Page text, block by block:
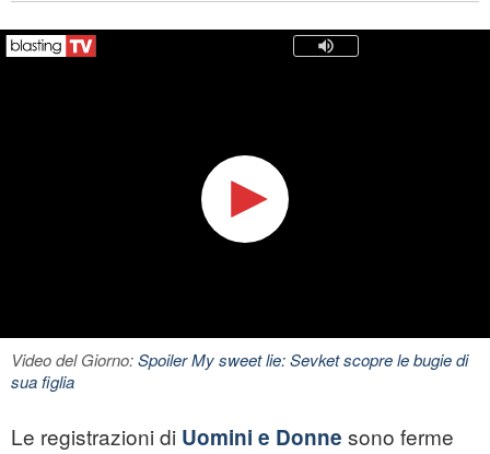
Video del Giorno:Spoiler My sweet lie: Sevket scopre le bugie di
sua figlia
Le registrazioni di Uomini e Donne sono ferme